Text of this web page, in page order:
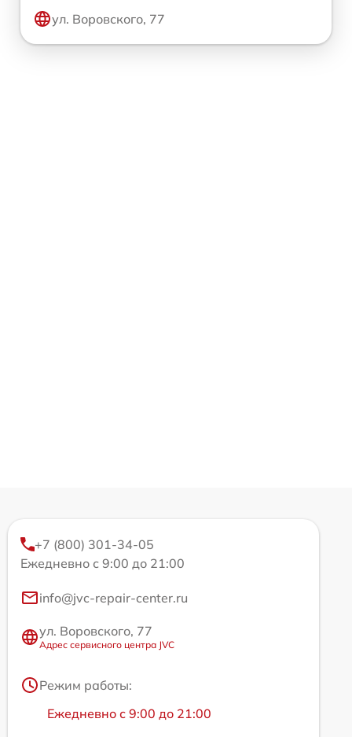
ул. Воровского, 77
+7 (800) 301-34-05
Ежедневно с 9:00 до 21:00
info@jvc-repair-center.ru
ул. Воровского, 77
Адрес сервисного центра JVC
Режим работы:
Ежедневно с 9:00 до 21:00